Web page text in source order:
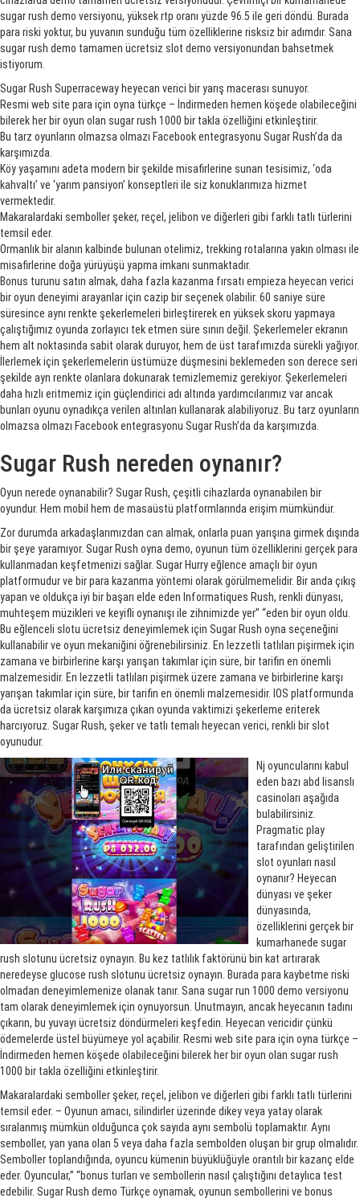
sugar rush demo versiyonu, yüksek rtp oranı yüzde 96.5 ile geri döndü. Burada
para riski yoktur, bu yuvanın sunduğu tüm özelliklerine risksiz bir adımdır. Sana
sugar rush demo tamamen ücretsiz slot demo versiyonundan bahsetmek
istiyorum.
Sugar Rush Superraceway heyecan verici bir yarış macerası sunuyor.
Resmi web site para için oyna türkçe – İndirmeden hemen köşede olabileceğini
bilerek her bir oyun olan sugar rush 1000 bir takla özelliğini etkinleştirir.
Bu tarz oyunların olmazsa olmazı Facebook entegrasyonu Sugar Rush’da da
karşımızda.
Köy yaşamını adeta modern bir şekilde misafirlerine sunan tesisimiz, ‘oda
kahvaltı’ ve ‘yarım pansiyon’ konseptleri ile siz konuklarımıza hizmet
vermektedir.
Makaralardaki semboller şeker, reçel, jelibon ve diğerleri gibi farklı tatlı türlerini
temsil eder.
Ormanlık bir alanın kalbinde bulunan otelimiz, trekking rotalarına yakın olması ile
misafirlerine doğa yürüyüşü yapma imkanı sunmaktadır.
Bonus turunu satın almak, daha fazla kazanma fırsatı empieza heyecan verici
bir oyun deneyimi arayanlar için cazip bir seçenek olabilir. 60 saniye süre
süresince aynı renkte şekerlemeleri birleştirerek en yüksek skoru yapmaya
çalıştığımız oyunda zorlayıcı tek etmen süre sınırı değil. Şekerlemeler ekranın
hem alt noktasında sabit olarak duruyor, hem de üst tarafımızda sürekli yağıyor.
İlerlemek için şekerlemelerin üstümüze düşmesini beklemeden son derece seri
şekilde ayn renkte olanlara dokunarak temizlememiz gerekiyor. Şekerlemeleri
daha hızlı eritmemiz için güçlendirici adı altında yardımcılarımız var ancak
bunları oyunu oynadıkça verilen altınları kullanarak alabiliyoruz. Bu tarz oyunların
olmazsa olmazı Facebook entegrasyonu Sugar Rush’da da karşımızda.
Sugar Rush nereden oynanır?
Oyun nerede oynanabilir? Sugar Rush, çeşitli cihazlarda oynanabilen bir
oyundur. Hem mobil hem de masaüstü platformlarında erişim mümkündür.
Zor durumda arkadaşlarımızdan can almak, onlarla puan yarışına girmek dışında
bir şeye yaramıyor. Sugar Rush oyna demo, oyunun tüm özelliklerini gerçek para
kullanmadan keşfetmenizi sağlar. Sugar Hurry eğlence amaçlı bir oyun
platformudur ve bir para kazanma yöntemi olarak görülmemelidir. Bir anda çıkış
yapan ve oldukça iyi bir başarı elde eden Informatiques Rush, renkli dünyası,
muhteşem müzikleri ve keyifli oynanışı ile zihnimizde yer” “eden bir oyun oldu.
Bu eğlenceli slotu ücretsiz deneyimlemek için Sugar Rush oyna seçeneğini
kullanabilir ve oyun mekaniğini öğrenebilirsiniz. En lezzetli tatlıları pişirmek için
zamana ve birbirlerine karşı yarışan takımlar için süre, bir tarifin en önemli
malzemesidir. En lezzetli tatlıları pişirmek üzere zamana ve birbirlerine karşı
yarışan takımlar için süre, bir tarifin en önemli malzemesidir. IOS platformunda
da ücretsiz olarak karşımıza çıkan oyunda vaktimizi şekerleme eriterek
harcıyoruz. Sugar Rush, şeker ve tatlı temalı heyecan verici, renkli bir slot
oyunudur.
Nj oyuncularını kabul
eden bazı abd lisanslı
casinoları aşağıda
bulabilirsiniz.
Pragmatic play
tarafından geliştirilen
slot oyunları nasıl
oynanır? Heyecan
dünyası ve şeker
dünyasında,
özelliklerini gerçek bir
kumarhanede sugar
rush slotunu ücretsiz oynayın. Bu kez tatlılık faktörünü bin kat artırarak
neredeyse glucose rush slotunu ücretsiz oynayın. Burada para kaybetme riski
olmadan deneyimlemenize olanak tanır. Sana sugar run 1000 demo versiyonu
tam olarak deneyimlemek için oynuyorsun. Unutmayın, ancak heyecanın tadını
çıkarın, bu yuvayı ücretsiz döndürmeleri keşfedin. Heyecan vericidir çünkü
ödemelerde üstel büyümeye yol açabilir. Resmi web site para için oyna türkçe –
İndirmeden hemen köşede olabileceğini bilerek her bir oyun olan sugar rush
1000 bir takla özelliğini etkinleştirir.
Makaralardaki semboller şeker, reçel, jelibon ve diğerleri gibi farklı tatlı türlerini
temsil eder. – Oyunun amacı, silindirler üzerinde dikey veya yatay olarak
sıralanmış mümkün olduğunca çok sayıda aynı sembolü toplamaktır. Aynı
semboller, yan yana olan 5 veya daha fazla sembolden oluşan bir grup olmalıdır.
Semboller toplandığında, oyuncu kümenin büyüklüğüyle orantılı bir kazanç elde
eder. Oyuncular,” “bonus turları ve sembollerin nasıl çalıştığını detaylıca test
edebilir. Sugar Rush demo Türkçe oynamak, oyunun sembollerini ve bonus